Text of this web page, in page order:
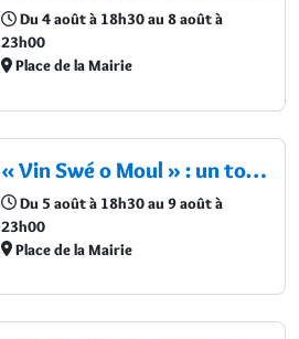
Du 4 août à 18h30 au 8 août à
23h00
Place de la Mairie
« Vin Swé o Moul » : un tournoi de basketball au cœur du Moule
Du 5 août à 18h30 au 9 août à
23h00
Place de la Mairie